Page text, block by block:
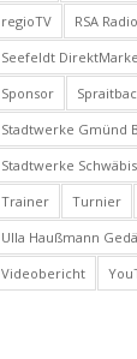
regioTV
RSA Radio
Seefeldt
Sponsor
Stadtwerke Gmünd
Stadtwerke
Trainer
Turnier
Ulla Haußmann
Videobericht